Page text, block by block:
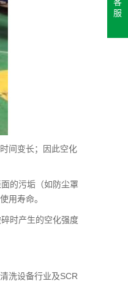
间变长；因此空化
的污垢（如防尘罩
用寿命。
时产生的空化强度
洗设备行业及SCR
服